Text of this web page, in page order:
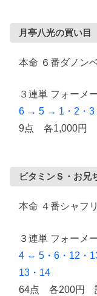
月亭八光の買い目
本命 ６番ダノ
３連単 フォーメ
6 → 5 → 1・2・3
9点 各1,000円
ビタミンＳ・お兄
本命 ４番シャフ
３連単 フォーメ
4 ⇔ 5・6・12・
13・14
64点 各200円